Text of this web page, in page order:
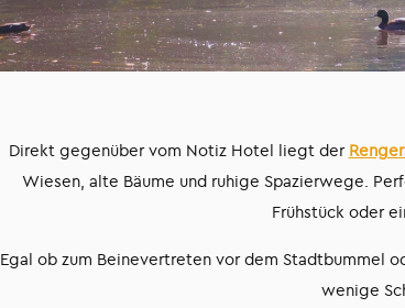
Direkt gegenüber vom Notiz Hotel liegt der
Wiesen, alte Bäume und ruhige Spazierwege.
Frühstück oder
Egal ob zum Beinevertreten vor dem Stadtbummel
wenige